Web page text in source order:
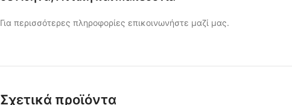
Για περισσότερες πληροφορίες επικοινωνήστε μαζί μας.
Σχετικά προϊόντα